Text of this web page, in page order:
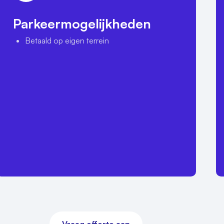
en
Parkeermogelijkheden
Betaald op eigen terrein